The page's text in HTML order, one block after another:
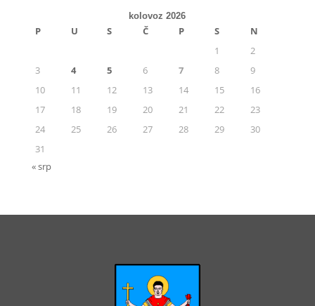
kolovoz 2026
P U S Č P S
N
1
2
3
4 5 6 7 8
9
10
11 12 13 14 15
16
17
18 19 20 21 22
23
24
25 26 27 28 29
30
31
« srp